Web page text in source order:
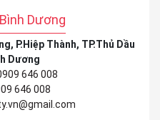
Dương
P.Hiệp Thành, TP.Thủ Dầu
Dương
646 008
646 008